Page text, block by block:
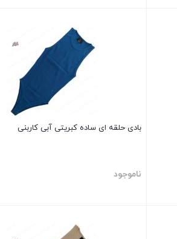
بادی حلقه ای ساده کبریتی آبی کاربنی
ناموجود